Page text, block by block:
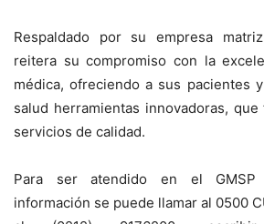
Respaldado por su empresa
reitera su compromiso con la
médica, ofreciendo a sus pacientes
salud herramientas innovadoras,
servicios de calidad.
Para ser atendido en el
información se puede llamar al 0500